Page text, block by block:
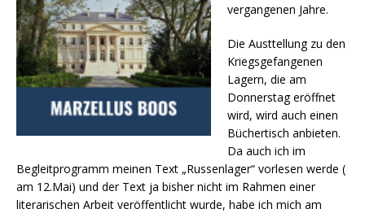
vergangenen Jahre.
Die Austtellung zu den
Kriegsgefangenen
Lagern, die am
Donnerstag eröffnet
wird, wird auch einen
Büchertisch anbieten.
Da auch ich im
Begleitprogramm meinen Text „Russenlager“ vorlesen werde (
am 12.Mai) und der Text ja bisher nicht im Rahmen einer
literarischen Arbeit veröffentlicht wurde, habe ich mich am